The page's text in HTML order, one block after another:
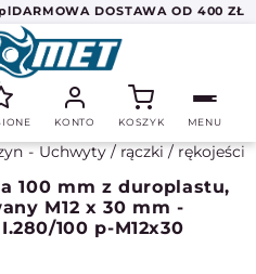
DARMOWA DOSTAWA OD 400 ZŁ
KONTO KOSZYK MENU
Uchwyty / rączki / rękojeści
100 mm z duroplastu,
M12 x 30 mm -
I.280/100 p-M12x30